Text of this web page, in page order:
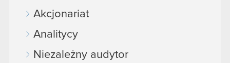
Akcjonariat
Analitycy
Niezależny audytor